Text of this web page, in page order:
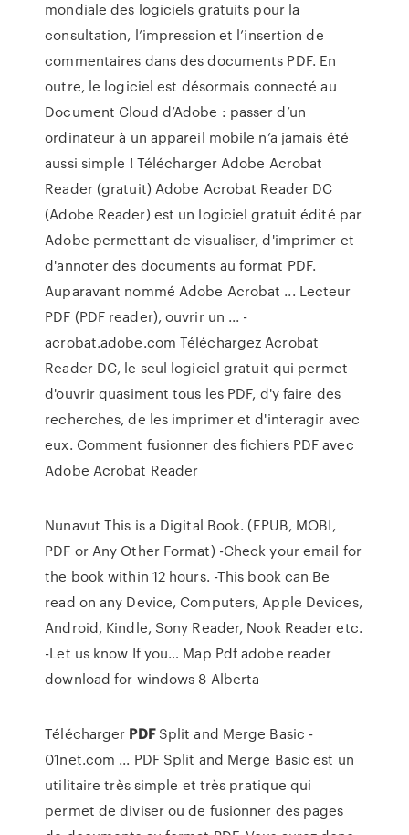
mondiale des logiciels gratuits pour la
consultation, l’impression et l’insertion de
commentaires dans des documents PDF. En
outre, le logiciel est désormais connecté au
Document Cloud d’Adobe : passer d’un
ordinateur à un appareil mobile n’a jamais été
aussi simple ! Télécharger Adobe Acrobat
Reader (gratuit) Adobe Acrobat Reader DC
(Adobe Reader) est un logiciel gratuit édité par
Adobe permettant de visualiser, d'imprimer et
d'annoter des documents au format PDF.
Auparavant nommé Adobe Acrobat ... Lecteur
PDF (PDF reader), ouvrir un ... -
acrobat.adobe.com Téléchargez Acrobat
Reader DC, le seul logiciel gratuit qui permet
d'ouvrir quasiment tous les PDF, d'y faire des
recherches, de les imprimer et d'interagir avec
eux. Comment fusionner des fichiers PDF avec
Adobe Acrobat Reader
Nunavut This is a Digital Book. (EPUB, MOBI,
PDF or Any Other Format) -Check your email for
the book within 12 hours. -This book can Be
read on any Device, Computers, Apple Devices,
Android, Kindle, Sony Reader, Nook Reader etc.
-Let us know If you… Map Pdf adobe reader
download for windows 8 Alberta
Télécharger PDFSplit and Merge Basic -
01net.com ... PDF Split and Merge Basic est un
utilitaire très simple et très pratique qui
permet de diviser ou de fusionner des pages